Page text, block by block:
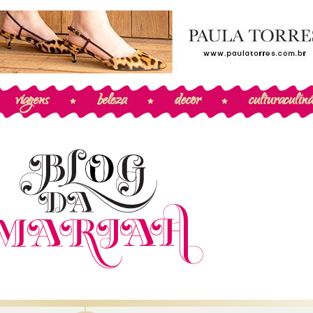
viagens beleza decor cultura